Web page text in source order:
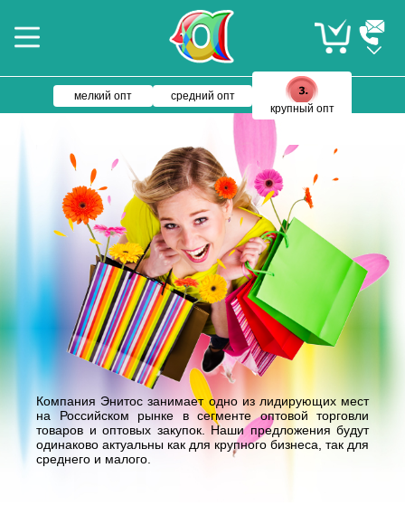
мелкий опт
средний опт
крупный опт
Компания Энитос занимает одно из лидирующих мест
на Российском рынке в сегменте оптовой торговли
товаров и оптовых закупок. Наши предложения будут
одинаково актуальны как для крупного бизнеса, так для
среднего и малого.